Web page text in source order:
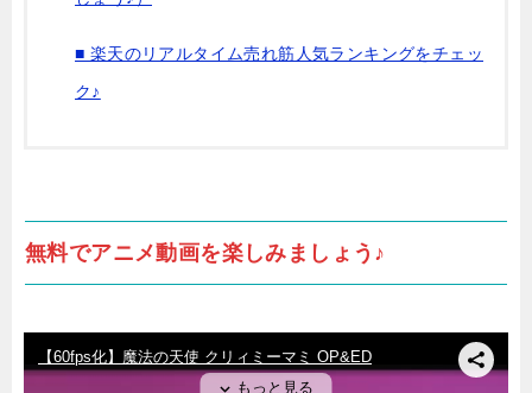
■ 楽天のリアルタイム売れ筋人気ランキングをチェッ
ク♪
無料でアニメ動画を楽しみましょう♪